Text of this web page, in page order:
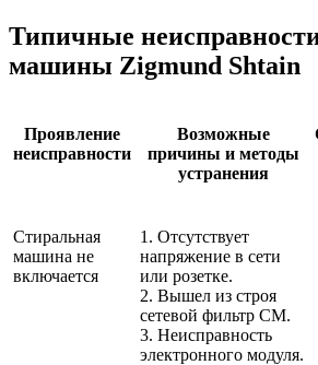
Типичные
машины Zigmund Shtain
Проявление
неисправности
Возможные
причины и методы
устранения
Стиральная
машина не
включается
1. Отсутствует
напряжение в сети
или розетке.
2. Вышел из строя
сетевой фильтр СМ.
3. Неисправность
электронного модуля.